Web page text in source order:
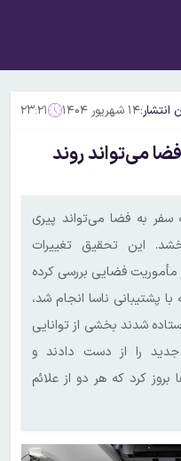
انتشار:۱۴ شهریور ۱۴۰۴ ۲۳:۲۱
می‌تواند روند
به فضا می‌تواند پیری
این تحقیق تغییرات
فضایی بررسی کرده
پشتیبانی ناسا انجام شد،
شدند بخشی از توانایی
را از دست دادند و
کرد که هر دو از علائم